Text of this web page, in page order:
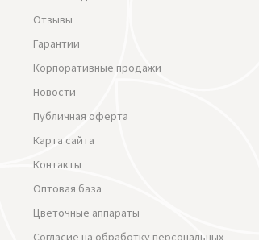
Отзывы
Гарантии
Корпоративные продажи
Новости
Публичная оферта
Карта сайта
Контакты
Оптовая база
Цветочные аппараты
Согласие на обработку персональных